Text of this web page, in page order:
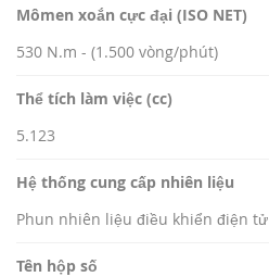
Mômen xoắn cực đại (ISO NET)
530 N.m - (1.500 vòng/phút)
Thể tích làm việc (cc)
5.123
Hệ thống cung cấp nhiên liệu
Phun nhiên liệu điều khiển điện tử
Tên hộp số